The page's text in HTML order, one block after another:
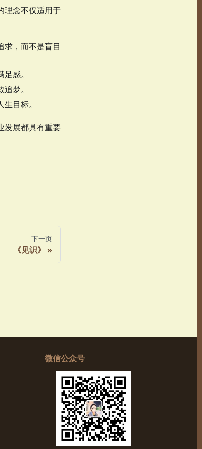
理念不仅适用于
求，而不是盲目
感。
梦。
目标。
发展都具有重要
下一页
《见识》
微信公众号